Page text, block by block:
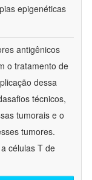
epigenéticas
antigênicos
o tratamento de
dessa
técnicos,
tumorais e o
tumores.
células T de